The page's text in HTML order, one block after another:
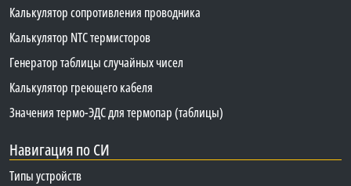
Калькулятор сопротивления проводника
Калькулятор NTC термисторов
Генератор таблицы случайных чисел
Калькулятор греющего кабеля
Значения термо-ЭДС для термопар (таблицы)
Навигация по СИ
Типы устройств